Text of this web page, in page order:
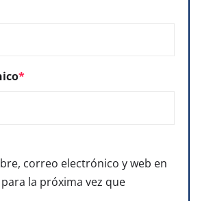
*
correo electrónico y web en
la próxima vez que